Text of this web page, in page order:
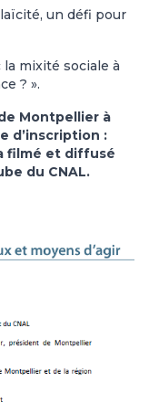
un défi pour
mixité sociale à
? ».
Montpellier à
d’inscription :
filmé et diffusé
du CNAL.